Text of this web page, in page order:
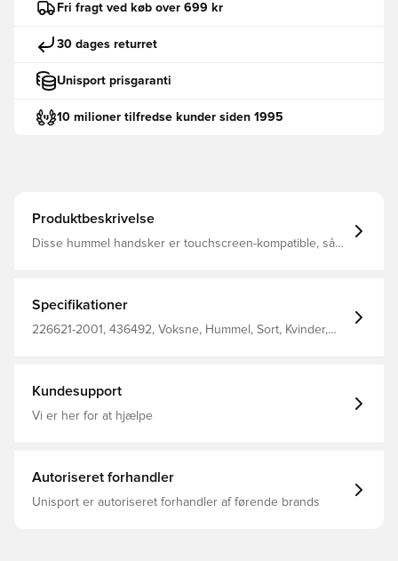
Fri fragt ved køb over 699 kr
30 dages returret
Unisport prisgaranti
10 milioner tilfredse kunder siden 1995
Produktbeskrivelse
Disse hummel handsker er touchscreen-kompatible, så
pasform. De har iøjnefaldende, reflekterende vinkelprint.
Specifikationer
226621-2001, 436492, Voksne, Hummel, Sort, Kvinder,
Kundesupport
Vi er her for at hjælpe
Autoriseret forhandler
Unisport er autoriseret forhandler af førende brands